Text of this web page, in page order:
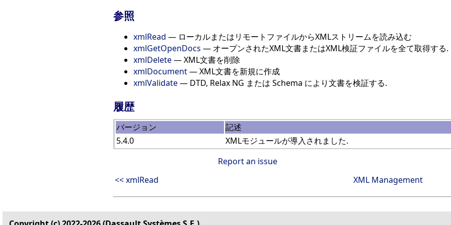
参照
xmlRead — ローカルまたはリモートファイルからXMLストリームを読み込む
xmlGetOpenDocs — オープンされたXML文書またはXML検証ファイルを全て取得する.
xmlDelete— XML文書を削除
xmlDocument— XML文書を新規に作成
xmlValidate— DTD, Relax NG または Schema により文書を検証する.
履歴
バージョン
記述
5.4.0
XMLモジュールが導入されました.
Report an issue
<< xmlRead
XML Management